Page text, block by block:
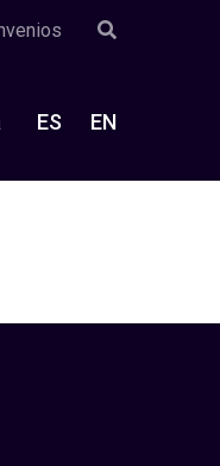
ES EN